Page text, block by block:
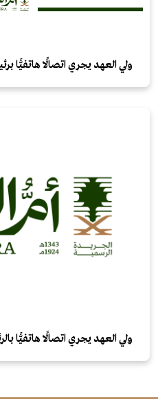
ولي العهد يجري اتصالًا هاتفيًّا
ولي العهد يجري اتصالًا هاتفيًّا